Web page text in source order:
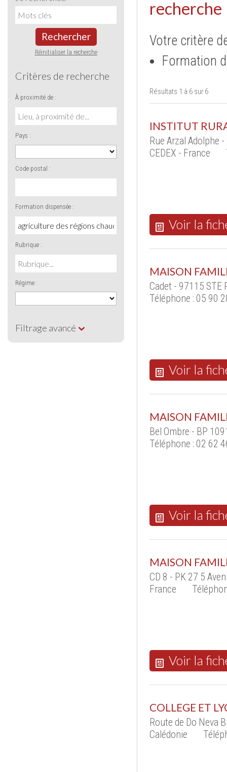
Rechercher
Réinitialiser la recherche
Critères de recherche
À proximité de :
Pays :
Code postal :
Formation dispensée :
Rubrique :
Régime :
Filtrage avancé
recherche
Votre critère
Formation
Résultats 1 à 6 sur 6
INSTITUT
Rue Arzal Adolphe
CEDEX - France
Voir la
MAISON
Cadet - 97115 STE
Téléphone : 05 90
Voir la
MAISON
Bel Ombre - BP
Téléphone : 02 62
Voir la
MAISON
CD 8 - PK 27 5
France
Voir la
COLLEGE ET
Route de Do Neva
Calédonie